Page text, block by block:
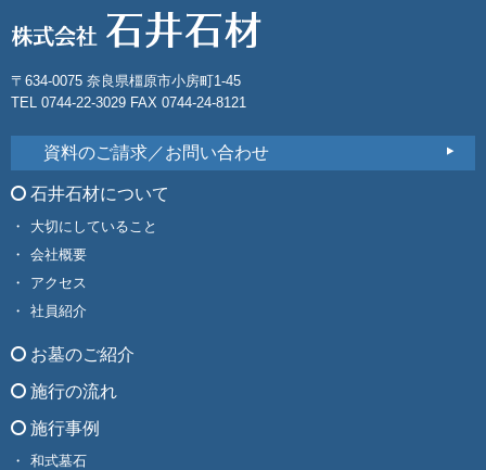
〒634-0075 奈良県橿原市小房町1-45
TEL 0744-22-3029 FAX 0744-24-8121
資料のご請求／お問い合わせ
石井石材について
大切にしていること
会社概要
アクセス
社員紹介
お墓のご紹介
施行の流れ
施行事例
和式墓石